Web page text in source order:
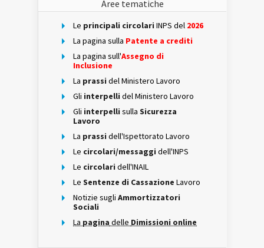
Aree tematiche
Le principali circolari INPS del 2026
La pagina sulla Patente a crediti
La pagina sull'Assegno di
Inclusione
La prassi del Ministero Lavoro
Gli interpelli del Ministero Lavoro
Gli interpelli sulla Sicurezza
Lavoro
La prassi dell'Ispettorato Lavoro
Le circolari/messaggi dell'INPS
Le circolari dell'INAIL
Le Sentenze di Cassazione Lavoro
Notizie sugli Ammortizzatori
Sociali
La pagina delle Dimissioni online